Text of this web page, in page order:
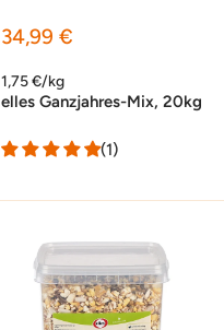
Sonderpreis
34,99 €
1,75 €/kg
elles Ganzjahres-Mix, 20kg
(1)